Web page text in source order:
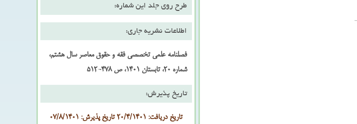
طرح روی جلد این شماره:
اطلاعات نشریه جاری:
فصلنامه علمی تخصصی فقه و حقوق معاصر سال هشتم،
شماره 20، تابستان 1401، ص 478-512
تاریخ پذیرش:
تاریخ دریافت: 20/4/1401 تاریخ پذیرش: 07/8/1401